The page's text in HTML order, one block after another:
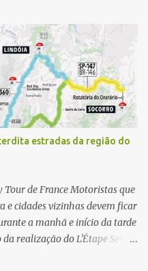
estradas da região do
Tour de France Motoristas que
e cidades vizinhas devem ficar
a manhã e início da tarde
realização do L'Étape Serra